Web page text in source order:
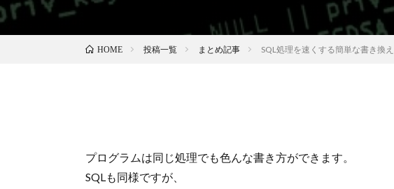
HOME 投稿一覧 まとめ記事 SQL処理を速くする簡単な書き換え
プログラムは同じ処理でも色んな書き方ができます。
SQLも同様ですが、